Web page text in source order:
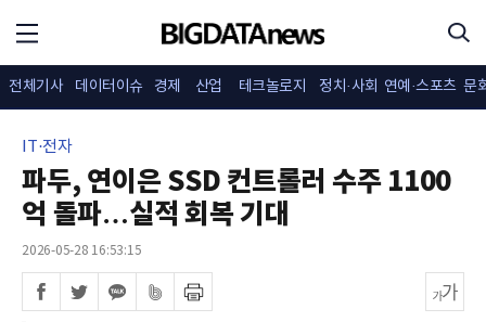
전체기사 데이터이슈 경제 산업 테크놀로지 정치·사회 연예·스포츠 문
IT·전자
파두, 연이은 SSD 컨트롤러 수주 1100
억 돌파…실적 회복 기대
2026-05-28 16:53:15